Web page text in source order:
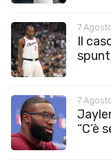
7
Il
7
“C’è